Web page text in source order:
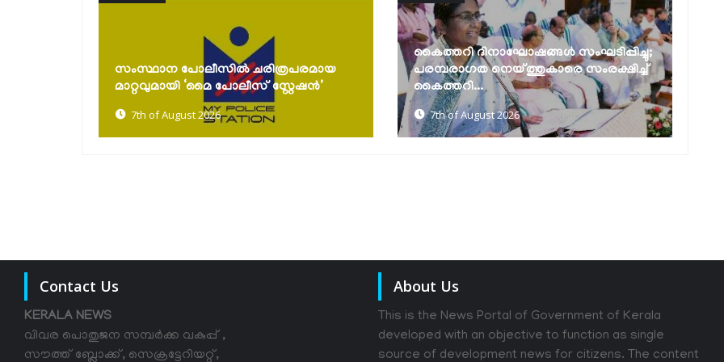
കൈത്തറി ദിനാഘോഷങ്ങൾ സംഘടിപ്പിച്ചു;
പരമ്പരാഗത നെയ്ത്തുകാരെ സംരക്ഷിച്ച്
കൈത്തറി...
7th of August 2026
മത്സ്യത്തൊഴിലാളി ജാഗ്രത നിർദേശം
7th of August 2026
Contact Us
KERALA NEWS
വിവര പൊതുജന സമ്പര്‍ക്ക വകുപ്പ് ,
സൗത്ത് ബ്ലോക്ക്, സെക്രട്ടേറിയറ്റ്,
About Us
This is the News Portal of Government of Kerala
developed with an objective to function as single
source of development news for citizens. The content